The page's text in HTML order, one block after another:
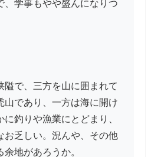
、学事もやや盛んになりつ
隘で、三方を山に囲まれて
山であり、一方は海に開け
釣りや漁業にとどまり、
お乏しい。況んや、その他
地があろうか。